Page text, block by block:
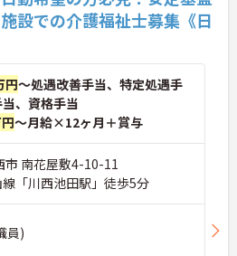
すべての提案に目を通
のサービス向上につな
仕事に取り組めます。
設での介護福祉士募集《日
円～処遇改善手当、特定処遇手
、資格手当
～月給×12ヶ月＋賞与
市 南花屋敷4-10-11
線「川西池田駅」徒歩5分
員)